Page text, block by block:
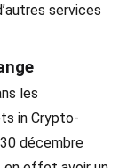
services
les
in Crypto-
décembre